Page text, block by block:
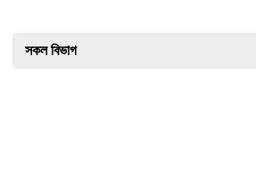
সকল বিভাগ